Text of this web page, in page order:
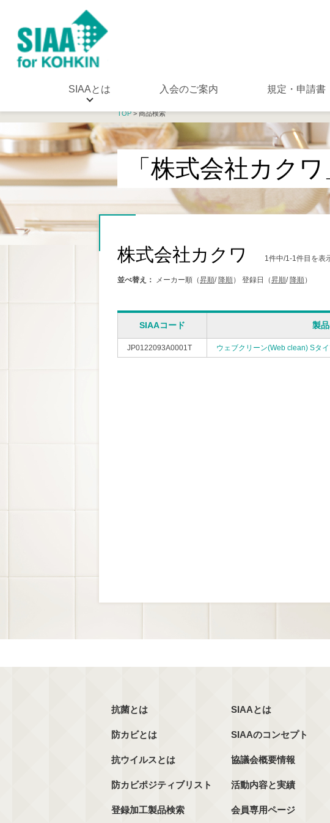
SIAAとは 入会のご案内 規定・申請書
TOP> 商品検索
「株式会社カク
株式会社カクワ 1件中/1-1件目を表
並べ替え： メーカー順（昇順/ 降順） 登録日（昇順/ 降順）
SIAAコード 製
JP0122093A0001T ウェブクリーン(Web clean) Sタ
抗菌とは
防カビとは
抗ウイルスとは
防カビポジティブリスト
登録加工製品検索
SIAAとは
SIAAのコンセプト
協議会概要情報
活動内容と実績
会員専用ページ